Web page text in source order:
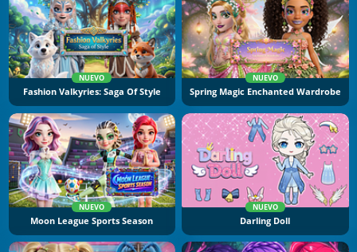
NUEVO
Fashion Valkyries: Saga Of Style
NUEVO
Spring Magic Enchanted Wardrobe
NUEVO
Moon League Sports Season
NUEVO
Darling Doll